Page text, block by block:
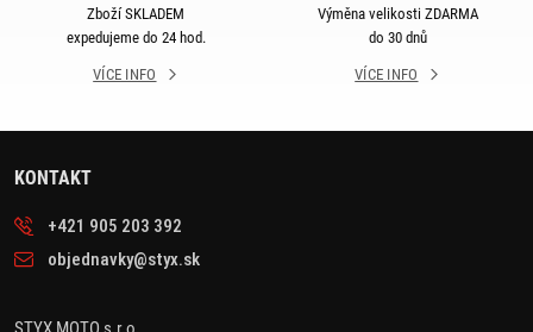
Zboží SKLADEM
expedujeme do 24 hod.
VÍCE INFO
Výměna velikosti ZDARMA
do 30 dnů
VÍCE INFO
KONTAKT
+421 905 203 392
objednavky@styx.sk